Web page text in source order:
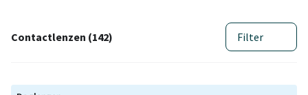
Contactlenzen (142) Filter